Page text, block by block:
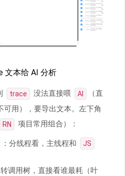
文本给 AI 分析
trace 没法直接喂 AI
（直
可用），要导出文本。左下角
RN 项目常用组合）：
：分线程看，主线程和 JS
转调用树，直接看谁最耗（叶